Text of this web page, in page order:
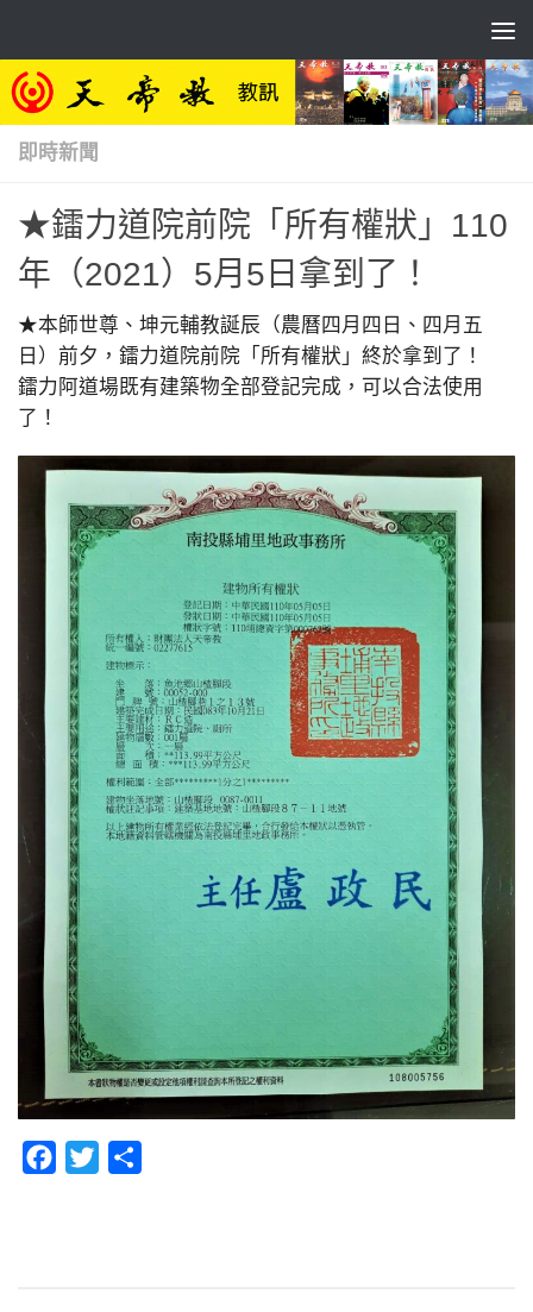
即時新聞
★鐳力道院前院「所有權狀」110
年（2021）5月5日拿到了！
★本師世尊、坤元輔教誕辰（農曆四月四日、四月五
日）前夕，鐳力道院前院「所有權狀」終於拿到了！
鐳力阿道場既有建築物全部登記完成，可以合法使用
了！
Facebook
Twitter